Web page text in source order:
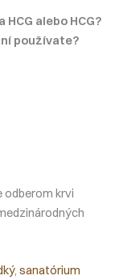
alebo HCG?
používate?
krvi
, sanatórium